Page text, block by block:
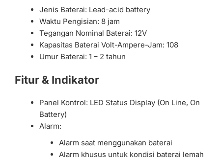
Jenis Baterai: Lead-acid battery
Waktu Pengisian: 8 jam
Tegangan Nominal Baterai: 12V
Kapasitas Baterai Volt-Ampere-Jam: 108
Umur Baterai: 1 – 2 tahun
Fitur & Indikator
Panel Kontrol: LED Status Display (On Line, On
Battery)
Alarm:
Alarm saat menggunakan baterai
Alarm khusus untuk kondisi baterai lemah